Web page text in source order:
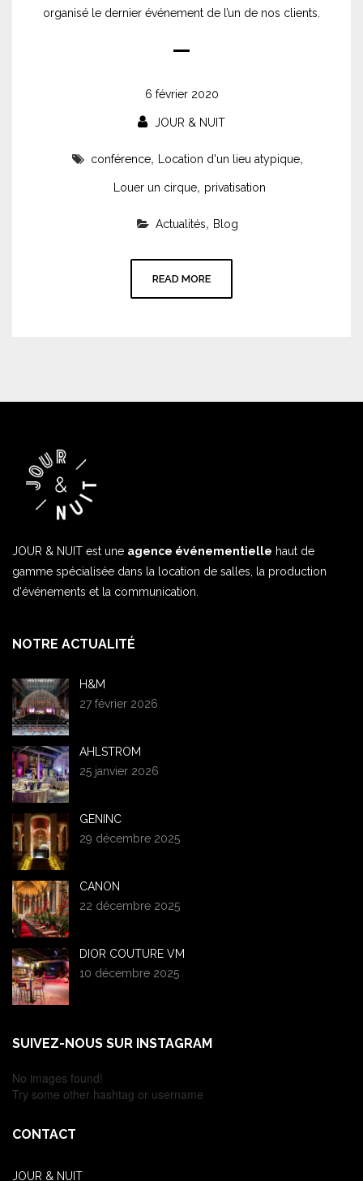
organisé le dernier événement de l’un de nos clients.
6 février 2020
JOUR & NUIT
conférence, Location d'un lieu atypique,
Louer un cirque, privatisation
Actualités, Blog
READ MORE
JOUR & NUIT est une agence événementielle haut de
gamme spécialisée dans la location de salles, la production
d'événements et la communication.
NOTRE ACTUALITÉ
H&M
27 février 2026
AHLSTROM
25 janvier 2026
GENINC
29 décembre 2025
CANON
22 décembre 2025
DIOR COUTURE VM
10 décembre 2025
SUIVEZ-NOUS SUR INSTAGRAM
No images found!
Try some other hashtag or username
CONTACT
JOUR & NUIT